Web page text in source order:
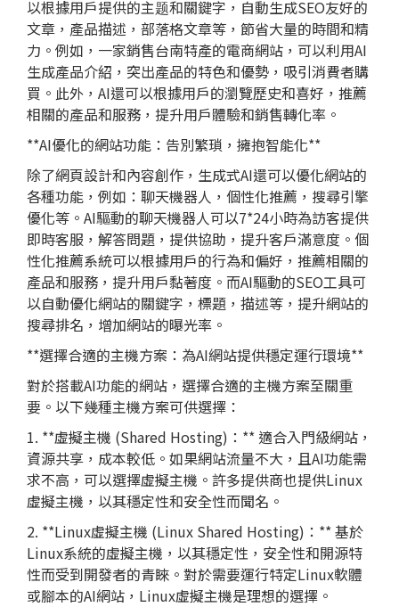
以根據用戶提供的主题和關鍵字，自動生成SEO友好的
文章，產品描述，部落格文章等，節省大量的時間和精
力。例如，一家銷售台南特產的電商網站，可以利用AI
生成產品介紹，突出產品的特色和優勢，吸引消費者購
買。此外，AI還可以根據用戶的瀏覽歷史和喜好，推薦
相關的產品和服務，提升用戶體驗和銷售轉化率。
**AI優化的網站功能：告別繁瑣，擁抱智能化**
除了網頁設計和內容創作，生成式AI還可以優化網站的
各種功能，例如：聊天機器人，個性化推薦，搜尋引擎
優化等。AI驅動的聊天機器人可以7*24小時為訪客提供
即時客服，解答問題，提供協助，提升客戶滿意度。個
性化推薦系統可以根據用戶的行為和偏好，推薦相關的
產品和服務，提升用戶黏著度。而AI驅動的SEO工具可
以自動優化網站的關鍵字，標題，描述等，提升網站的
搜尋排名，增加網站的曝光率。
**選擇合適的主機方案：為AI網站提供穩定運行環境**
對於搭載AI功能的網站，選擇合適的主機方案至關重
要。以下幾種主機方案可供選擇：
1. **虛擬主機 (Shared Hosting)：** 適合入門級網站，
資源共享，成本較低。如果網站流量不大，且AI功能需
求不高，可以選擇虛擬主機。許多提供商也提供Linux
虛擬主機，以其穩定性和安全性而聞名。
2. **Linux虛擬主機 (Linux Shared Hosting)：** 基於
Linux系統的虛擬主機，以其穩定性，安全性和開源特
性而受到開發者的青睞。對於需要運行特定Linux軟體
或腳本的AI網站，Linux虛擬主機是理想的選擇。